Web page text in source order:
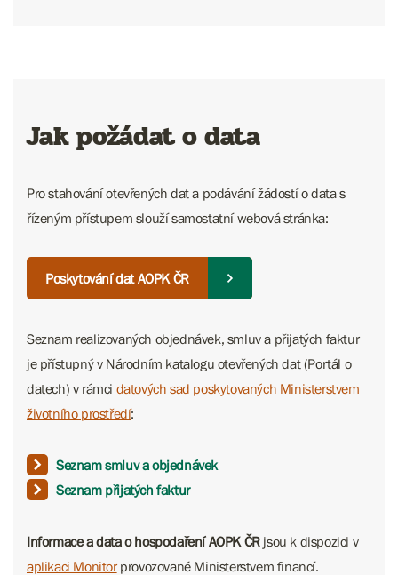
Jak požádat o data
Pro stahování otevřených dat a podávání žádostí o data s
řízeným přístupem slouží samostatní webová stránka:
Poskytování dat AOPK ČR
Seznam realizovaných objednávek, smluv a přijatých faktur
je přístupný v Národním katalogu otevřených dat (Portál o
datech) v rámci datových sad poskytovaných Ministerstvem
životního prostředí:
Seznam smluv a objednávek
Seznam přijatých faktur
Informace a data o hospodaření AOPK ČRjsou k dispozici v
aplikaci Monitorprovozované Ministerstvem financí.